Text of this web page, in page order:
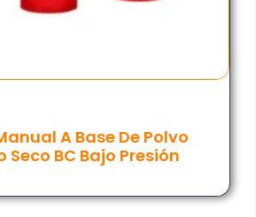
A Base De Polvo
Seco BC Bajo Presión